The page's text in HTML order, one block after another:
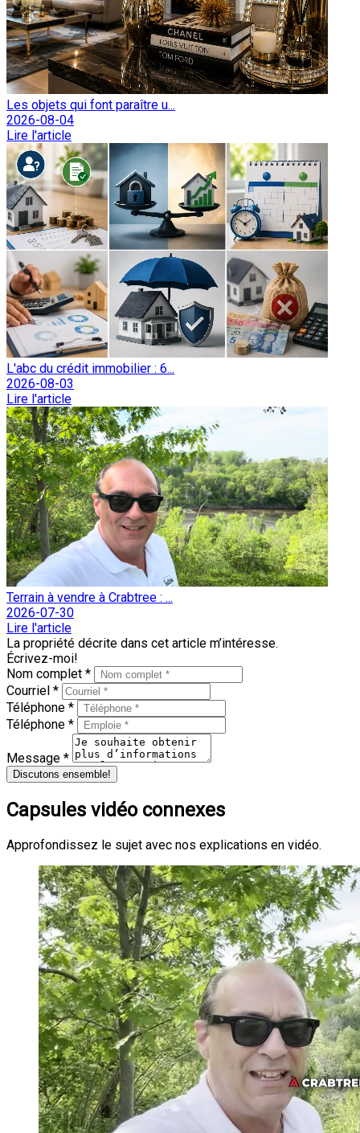
Les objets qui font paraître u...
2026-08-04
Lire l'article
L'abc du crédit immobilier : 6...
2026-08-03
Lire l'article
Terrain à vendre à Crabtree : ...
2026-07-30
Lire l'article
La propriété décrite dans cet article m’intéresse.
Écrivez-moi!
Nom complet *
Courriel *
Téléphone *
Téléphone *
Message *
Discutons ensemble!
Capsules vidéo connexes
Approfondissez le sujet avec nos explications en vidéo.